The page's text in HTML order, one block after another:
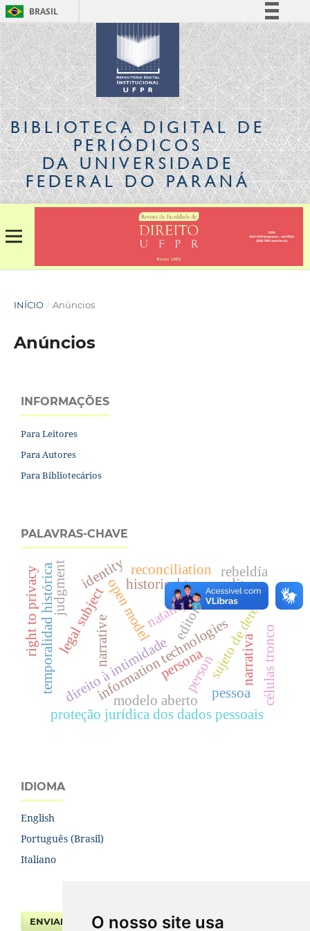
O nosso site usa
BRASIL
Simplifique!
Comunica BR
Participe
Acesso à informação
Legislação
Canais
BIBLIOTECA DIGITALDE
PERIÓDICOS
DA UNIVERSIDADE
FEDERAL DO PARANÁ
INÍCIO / Anúncios
Anúncios
INFORMAÇÕES
Para Leitores
Para Autores
Para Bibliotecários
PALAVRAS-CHAVE
editorial
open model
person
legal subject
historical temporality
personasujeto de derecho
temporalidad histórica information technologies
right to privacy
proteção jurídica dos dados pessoais
direito à intimidade células tronco
modelo aberto
narrative
reconciliation
natality
judgment
narrativa
pessoa
identity rebeldía
IDIOMA
English
Português (Brasil)
Italiano
ENVIAR SUBMISSÃO